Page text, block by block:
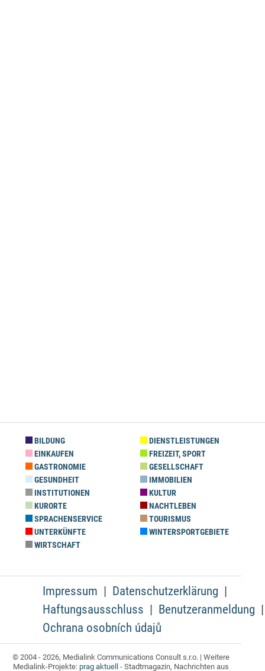
BILDUNG
DIENSTLEISTUNGEN
EINKAUFEN
FREIZEIT, SPORT
GASTRONOMIE
GESELLSCHAFT
GESUNDHEIT
IMMOBILIEN
INSTITUTIONEN
KULTUR
KURORTE
NACHTLEBEN
SPRACHENSERVICE
TOURISMUS
UNTERKÜNFTE
WINTERSPORTGEBIETE
WIRTSCHAFT
Impressum
Datenschutzerklärung
Haftungsausschluss
Benutzeranmeldung
Ochrana osobních údajů
© 2004 - 2026, Medialink Communications Consult s.r.o. | Weitere
Medialink-Projekte: prag aktuell - Stadtmagazin, Nachrichten aus